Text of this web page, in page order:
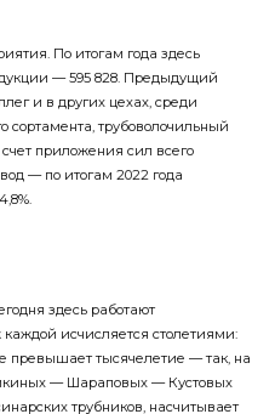
По итогам года здесь
— 595 828. Предыдущий
и в других цехах, среди
сортамента, трубоволочильный
приложения сил всего
— по итогам 2022 года
здесь работают
исчисляется столетиями:
превышает тысяче­летие — так, на
— Шараповых — Кустовых
трубников, насчитывает